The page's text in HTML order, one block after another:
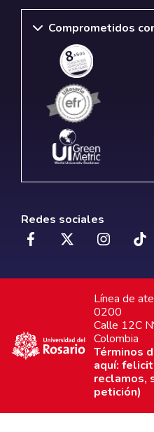
Comprometidos
Redes sociales
Línea de
0200
Calle 12C
Colombia
Términos
aquí:
reclamos,
petición)